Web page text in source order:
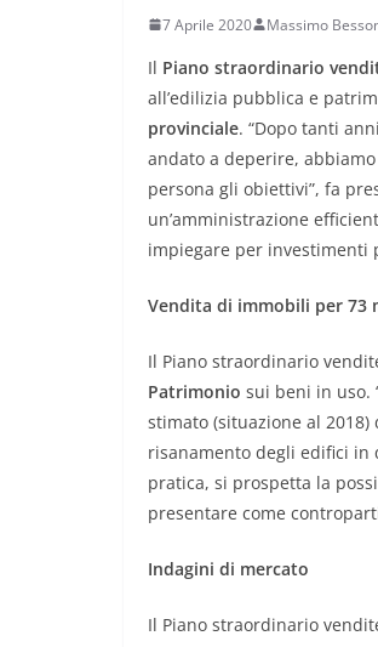
7 Aprile 2020 Massimo
Il Piano straordinario
all’edilizia pubblica e
provinciale. “Dopo tanti
andato a deperire,
persona gli obiettivi”, fa
un’amministrazione
impiegare per investimenti
Vendita di immobili per 73
Il Piano straordinario
Patrimonio sui beni in uso.
stimato (situazione al
risanamento degli edifici in
pratica, si prospetta la
presentare come
Indagini di mercato
Il Piano straordinario